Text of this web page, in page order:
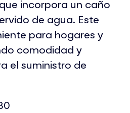
incorpora un caño
de agua. Este
para hogares y
comodidad y
el suministro de